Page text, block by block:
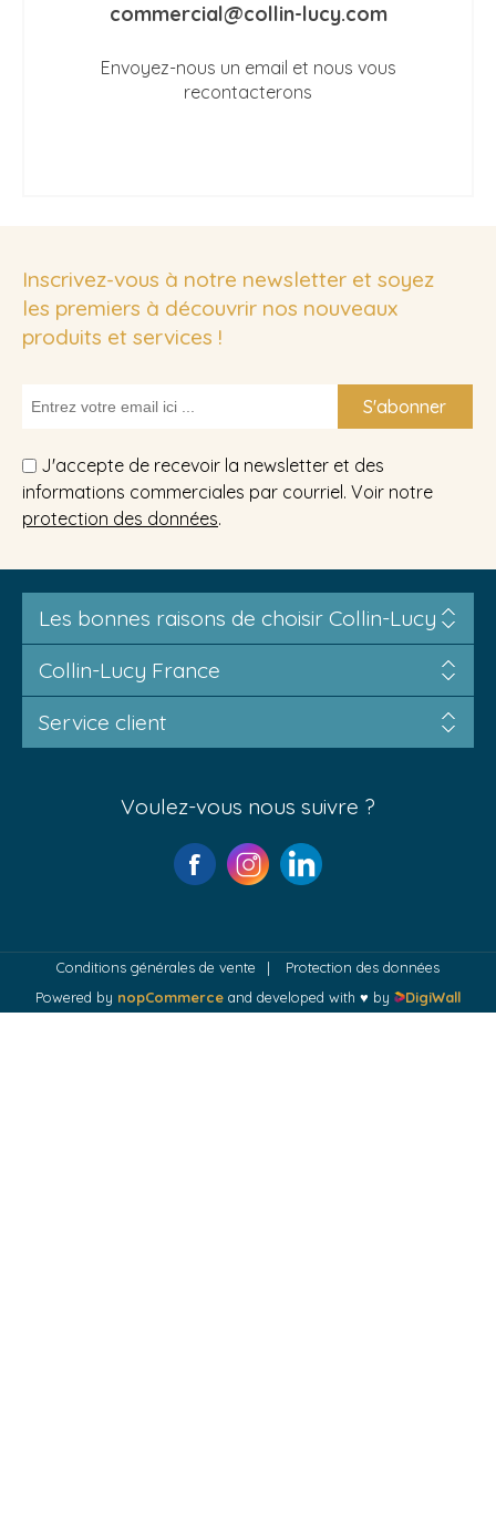
commercial@collin-lucy.com
Envoyez-nous un email et nous vous
recontacterons
Inscrivez-vous à notre newsletter et soyez
les premiers à découvrir nos nouveaux
produits et services !
S'abonner
J'accepte de recevoir la newsletter et des
informations commerciales par courriel. Voir notre
protection des données.
Les bonnes raisons de choisir Collin-Lucy
Collin-Lucy France
Service client
Voulez-vous nous suivre ?
Conditions générales de vente
Protection des données
Powered by nopCommerce and developed with ♥ by DigiWall